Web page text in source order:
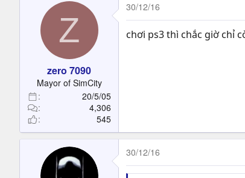
e
r
ử
Z
zero 7090
Mayor of SimCity
20/5/05
4,306
545
30/12/16
chơi ps3 thì chắc giờ chỉ
30/12/16